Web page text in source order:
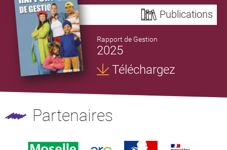
Publications
Rapport de Gestion
2025
Téléchargez
Partenaires